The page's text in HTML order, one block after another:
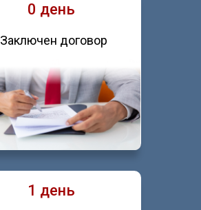
0 день
Заключен договор
1 день